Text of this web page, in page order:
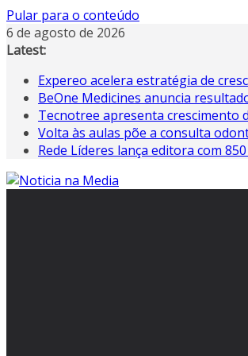
Pular para o conteúdo
6 de agosto de 2026
Latest:
Expereo acelera estratégia de
BeOne Medicines anuncia
Tecnotree apresenta crescimento
Volta às aulas põe a consulta
Rede Líderes lança editora com